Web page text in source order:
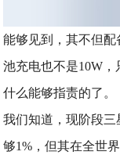
能够见到，其不但
池充电也不是10W，
什么能够指责的了。
我们知道，现阶段
够1%，但其在全世